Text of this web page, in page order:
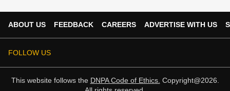
ABOUT US FEEDBACK CAREERS ADVERTISE WITH US
FOLLOW US
This website follows the DNPA Code of Ethics. Copyright@2026.